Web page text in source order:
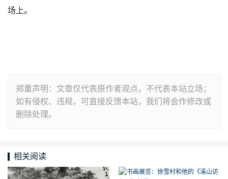
场上。
郑重声明：文章仅代表原作者观点，不代表本站立场；
如有侵权、违规，可直接反馈本站，我们将会作修改或
删除处理。
相关阅读